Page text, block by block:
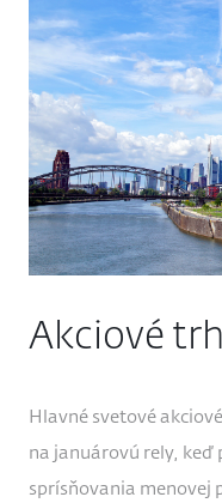
Akciové
Hlavné svetové
na januárovú rely, keď
sprísňovania menovej